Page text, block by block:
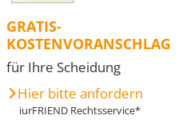
GRATIS-
KOSTENVORANSCHLAG
für Ihre Scheidung
Hier bitte anfordern
iurFRIEND Rechtsservice*